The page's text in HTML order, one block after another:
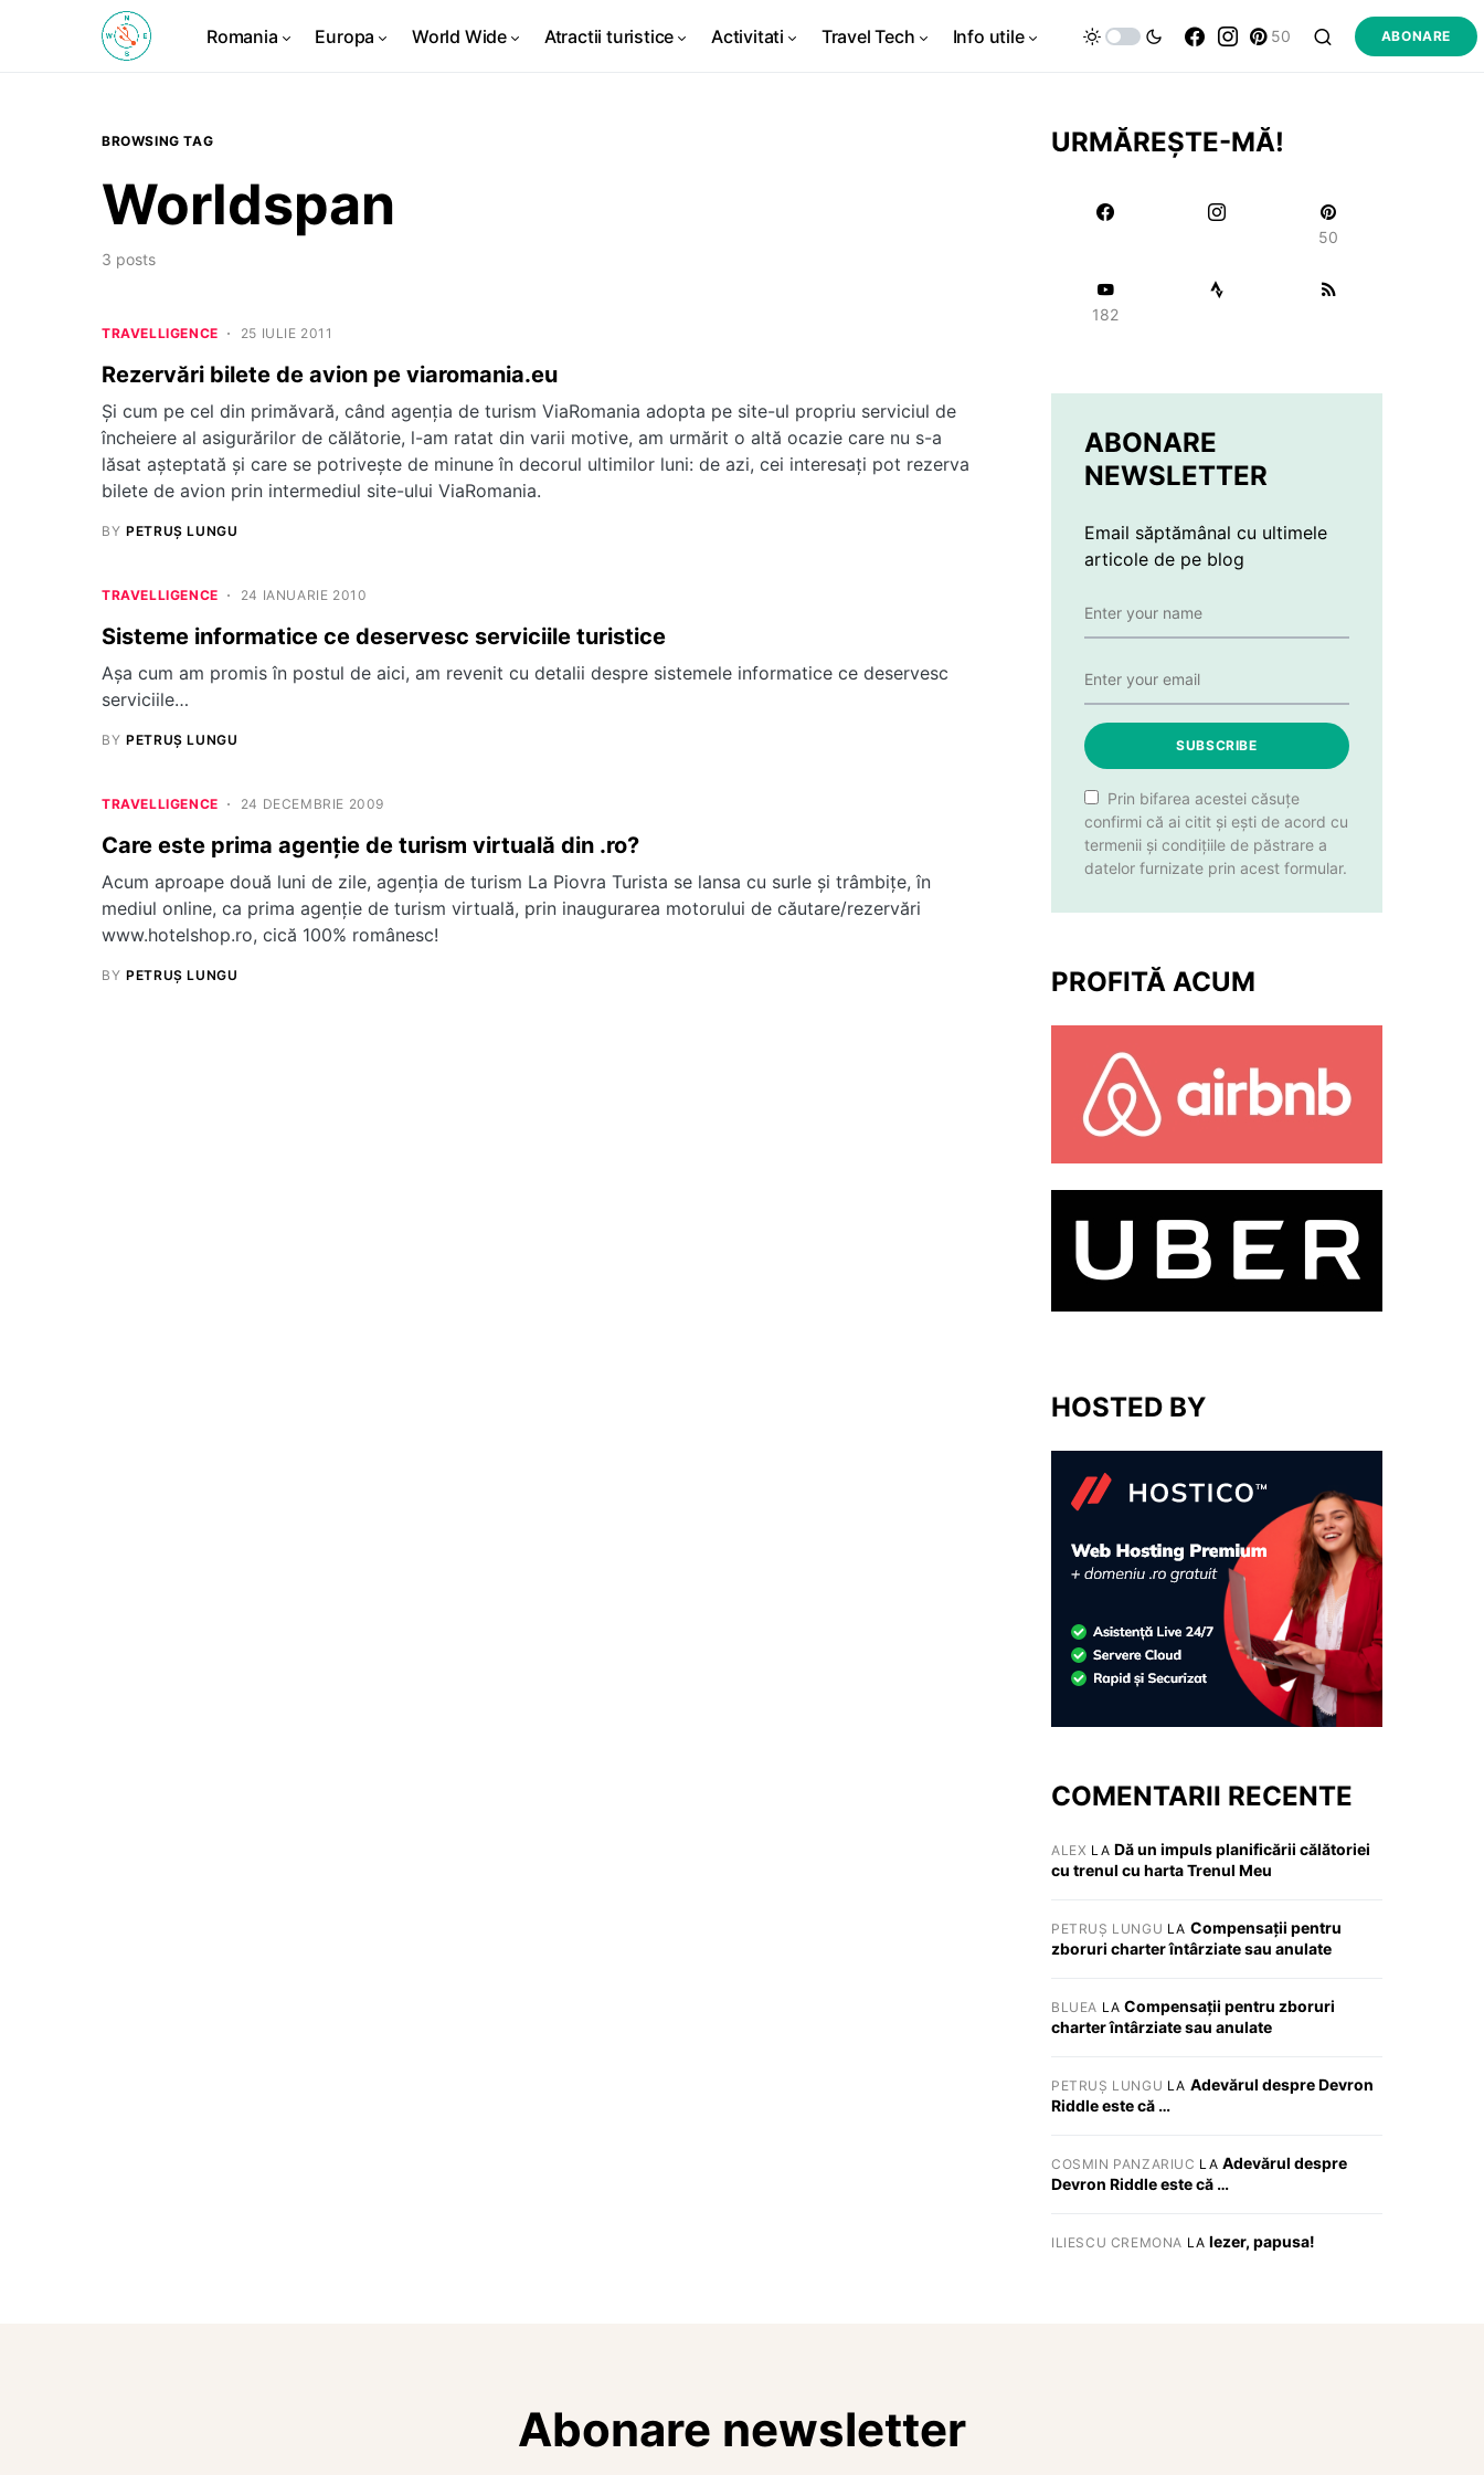
Romania Europa World Wide Atractii turistice Activitati Travel Tech Info utile 50 ABONARE
BROWSING TAG
Worldspan
3 posts
TRAVELLIGENCE 25 IULIE 2011
Rezervări bilete de avion pe viaromania.eu
Și cum pe cel din primăvară, când agenția de turism ViaRomania adopta pe site-ul propriu serviciul de
încheiere al asigurărilor de călătorie, l-am ratat din varii motive, am urmărit o altă ocazie care nu s-a
lăsat așteptată și care se potrivește de minune în decorul ultimilor luni: de azi, cei interesați pot rezerva
bilete de avion prin intermediul site-ului ViaRomania.
BY PETRUȘ LUNGU
TRAVELLIGENCE 24 IANUARIE 2010
Sisteme informatice ce deservesc serviciile turistice
Aşa cum am promis în postul de aici, am revenit cu detalii despre sistemele informatice ce deservesc
serviciile…
BY PETRUȘ LUNGU
TRAVELLIGENCE 24 DECEMBRIE 2009
Care este prima agenţie de turism virtuală din .ro?
Acum aproape două luni de zile, agenţia de turism La Piovra Turista se lansa cu surle şi trâmbiţe, în
mediul online, ca prima agenţie de turism virtuală, prin inaugurarea motorului de căutare/rezervări
www.hotelshop.ro, cică 100% românesc!
BY PETRUȘ LUNGU
URMĂREȘTE-MĂ!
50
182
ABONARE
NEWSLETTER
Email săptămânal cu ultimele
articole de pe blog
SUBSCRIBE
Prin bifarea acestei căsuțe
confirmi că ai citit și ești de acord cu
termenii și condițiile de păstrare a
datelor furnizate prin acest formular.
PROFITĂ ACUM
HOSTED BY
COMENTARII RECENTE
ALEX LA Dă un impuls planificării călătoriei
cu trenul cu harta Trenul Meu
PETRUȘ LUNGU LA Compensații pentru
zboruri charter întârziate sau anulate
BLUEA LACompensații pentru zboruri
charter întârziate sau anulate
PETRUȘ LUNGU LA Adevărul despre Devron
Riddle este că …
COSMIN PANZARIUC LA Adevărul despre
Devron Riddle este că …
ILIESCU CREMONA LA Iezer, papusa!
Abonare newsletter